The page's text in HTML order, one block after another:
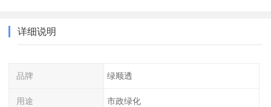
详细说明
品牌 绿顺透
用途 市政绿化